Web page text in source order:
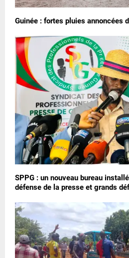
Guinée : fortes pluies annoncées
SPPG : un nouveau bureau
défense de la presse et grands